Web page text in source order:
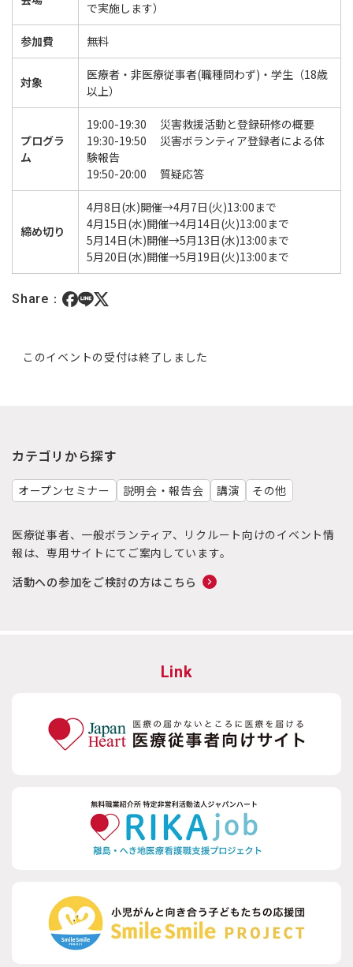
で実施します）
参加費 無料
対象
医療者・非医療従事者(職種問わず)・学生（18歳
以上）
プログラ
ム
19:00-19:30 災害救援活動と登録研修の概要
19:30-19:50 災害ボランティア登録者による体
験報告
19:50-20:00 質疑応答
締め切り
4月8日(水)開催→4月7日(火)13:00まで
4月15日(水)開催→4月14日(火)13:00まで
5月14日(木)開催→5月13日(水)13:00まで
5月20日(水)開催→5月19日(火)13:00まで
Share：
このイベントの受付は終了しました
カテゴリから探す
オープンセミナー 説明会・報告会 講演 その他
医療従事者、一般ボランティア、リクルート向けのイベント情
報は、専用サイトにてご案内しています。
活動への参加をご検討の方はこちら
Link